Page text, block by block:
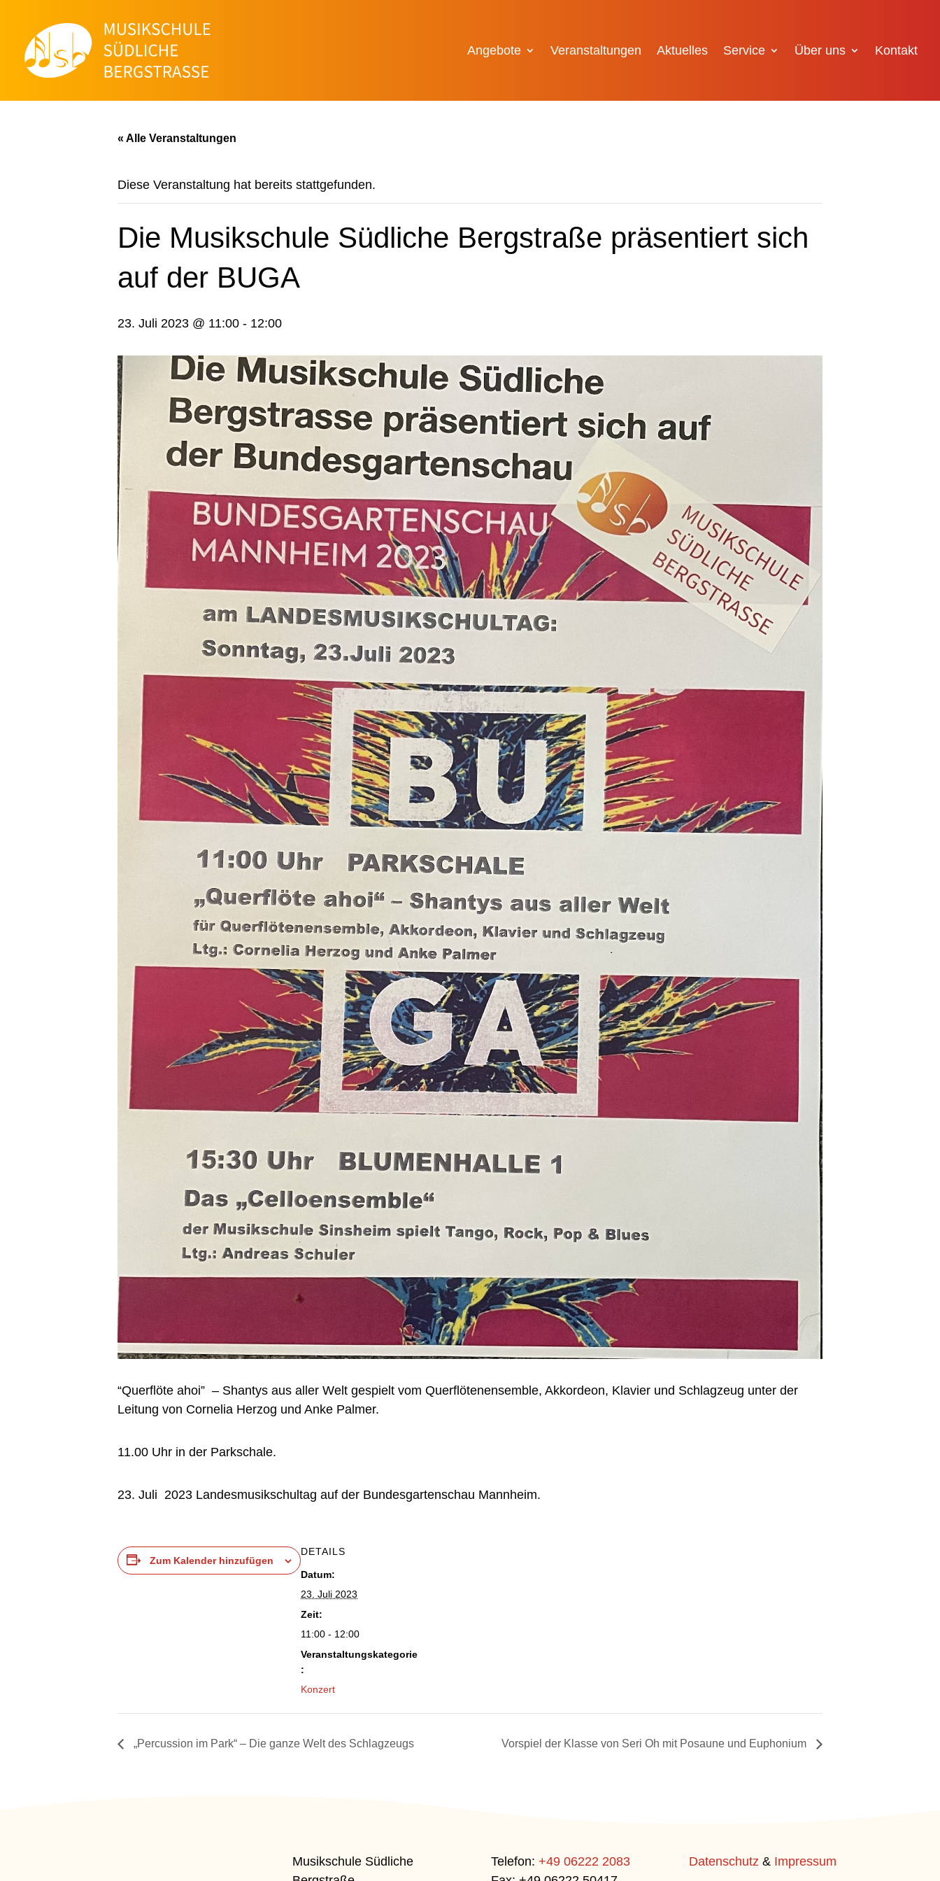
Angebote Veranstaltungen Aktuelles Service Über uns Kontakt
« Alle Veranstaltungen
Diese Veranstaltung hat bereits stattgefunden.
Die Musikschule Südliche Bergstraße präsentiert sich
auf der BUGA
23. Juli 2023 @ 11:00 - 12:00
“Querflöte ahoi” – Shantys aus aller Welt gespielt vom Querflötenensemble, Akkordeon, Klavier und Schlagzeug unter der
Leitung von Cornelia Herzog und Anke Palmer.
11.00 Uhr in der Parkschale.
23. Juli 2023 Landesmusikschultag auf der Bundesgartenschau Mannheim.
Zum Kalender hinzufügen
DETAILS
Datum:
23. Juli 2023
Zeit:
11:00 - 12:00
Veranstaltungskategorie
:
Konzert
„Percussion im Park“ – Die ganze Welt des Schlagzeugs Vorspiel der Klasse von Seri Oh mit Posaune und Euphonium
Musikschule Südliche
Telefon: +49 06222 2083
Datenschutz & Impressum